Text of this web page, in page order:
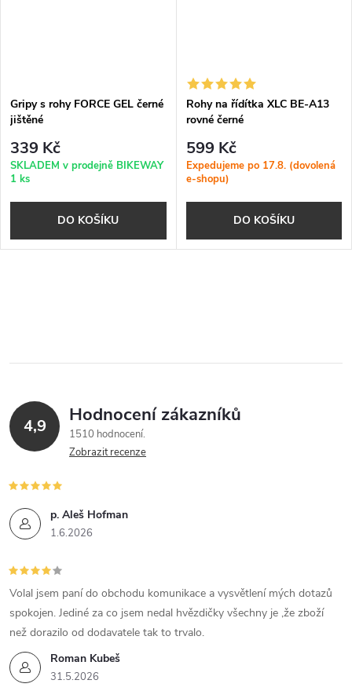
Gripy s rohy FORCE GEL černé
jištěné
339 Kč
SKLADEM v prodejně BIKEWAY
1 ks
DO KOŠÍKU
Rohy na řídítka XLC BE-A13
rovné černé
599 Kč
Expedujeme po 17.8. (dovolená
e-shopu)
DO KOŠÍKU
l
d
a
c
í
p
r
v
k
y
4,9 Hodnocení zákazníků
1510 hodnocení
Zobrazit recenze
p. Aleš Hofman
1.6.2026
Roman Kubeš
31.5.2026
Volal jsem paní do obchodu komunikace a vysvětlení mých dotazů
spokojen. Jediné za co jsem nedal hvězdičky všechny je ,že zboží
než dorazilo od dodavatele tak to trvalo.